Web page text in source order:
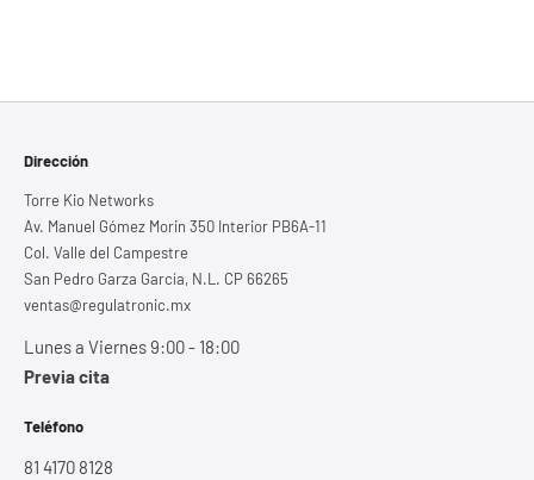
Dirección
Torre Kio Networks
Av. Manuel Gómez Morin 350 Interior PB6A-11
Col. Valle del Campestre
San Pedro Garza García, N.L. CP 66265
ventas@regulatronic.mx
Lunes a Viernes 9:00 - 18:00
Previa cita
Teléfono
81 4170 8128